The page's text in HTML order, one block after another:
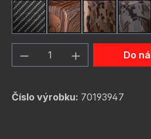
Carbon FiberDark WoodFDE Camo
Množství produktu:
Do
Číslo výrobku: 70193947